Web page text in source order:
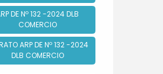
DE Nº 132 -2024 DLB
COMERCIO
ARP DE Nº 132 -2024
DLB COMERCIO